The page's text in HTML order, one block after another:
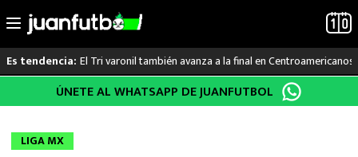
al
Es tendencia: El Tri varonil también avanza a la final en Centroamericanos
LO ÚLTIMO
LIGA MX
ÚNETE AL WHATSAPP DE JUANFUTBOL
LIGA MX